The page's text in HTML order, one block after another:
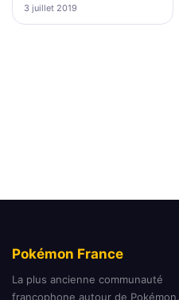
3 juillet 2019
Pokémon France
La plus ancienne communauté
francophone autour de Pokémon.